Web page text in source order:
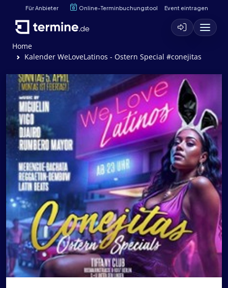
Für Anbieter Online-Terminbuchungstool Event eintragen
Home
Kalender WeLoveLatinos - Ostern Special #conejitas